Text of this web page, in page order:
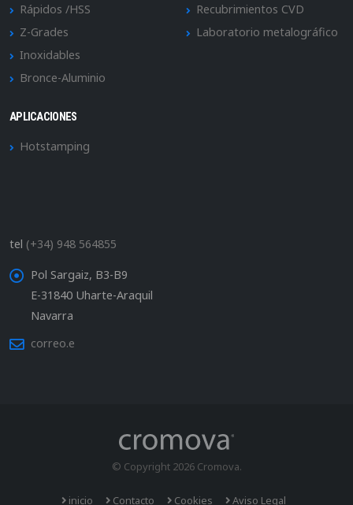
Rápidos /HSS
Z-Grades
Inoxidables
Bronce-Aluminio
Recubrimientos CVD
Laboratorio metalográfico
APLICACIONES
Hotstamping
tel (+34) 948 564855
Pol Sargaiz, B3-B9
E-31840 Uharte-Araquil
Navarra
correo.e
© Copyright 2026 Cromova.
inicio Contacto Cookies Aviso Legal